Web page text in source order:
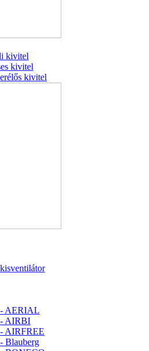
kivitel
kivitel
kivitel